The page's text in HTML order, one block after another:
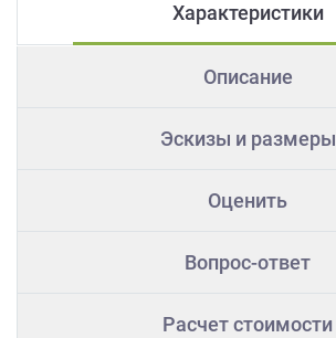
Характеристики
Описание
Эскизы и размеры
Оценить
Вопрос-ответ
Расчет стоимости